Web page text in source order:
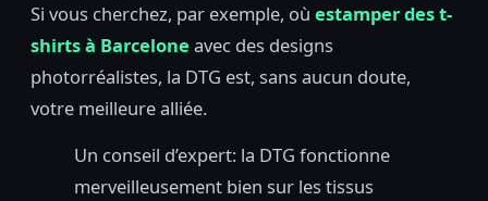
Si vous cherchez, par exemple, où estamper des t-
shirts à Barcelone avec des designs
photorréalistes, la DTG est, sans aucun doute,
votre meilleure alliée.
Un conseil d’expert: la DTG fonctionne
merveilleusement bien sur les tissus